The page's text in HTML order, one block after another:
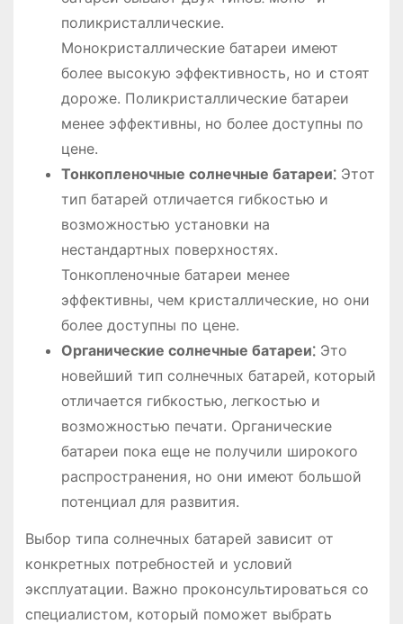
поликристаллические.
Монокристаллические батареи имеют
более высокую эффективность, но и стоят
дороже. Поликристаллические батареи
менее эффективны, но более доступны по
цене.
Тонкопленочные солнечные батареи⁚Этот
тип батарей отличается гибкостью и
возможностью установки на
нестандартных поверхностях.
Тонкопленочные батареи менее
эффективны, чем кристаллические, но они
более доступны по цене.
Органические солнечные батареи⁚Это
новейший тип солнечных батарей, который
отличается гибкостью, легкостью и
возможностью печати. Органические
батареи пока еще не получили широкого
распространения, но они имеют большой
потенциал для развития.
Выбор типа солнечных батарей зависит от
конкретных потребностей и условий
эксплуатации. Важно проконсультироваться со
специалистом, который поможет выбрать